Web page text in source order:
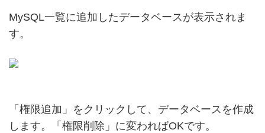
MySQL一覧に追加したデータベースが表示されま
す。
「権限追加」をクリックして、データベースを作成
します。「権限削除」に変わればOKです。